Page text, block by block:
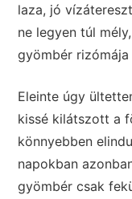
laza, jó
ne legyen túl
gyömbér
Eleinte úgy
kissé kilátszott a
könnyebben
napokban
gyömbér csak